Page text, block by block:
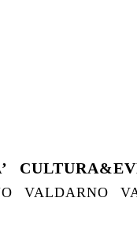
VALDARNO